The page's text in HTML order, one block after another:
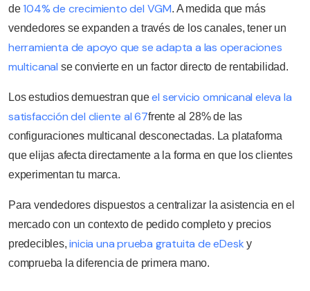
de104% de crecimiento del VGM. A medida que más
vendedores se expanden a través de los canales, tener un
herramienta de apoyo que se adapta a las operaciones
multicanal se convierte en un factor directo de rentabilidad.
Los estudios demuestran queel servicio omnicanal eleva la
satisfacción del cliente al 67frente al 28% de las
configuraciones multicanal desconectadas. La plataforma
que elijas afecta directamente a la forma en que los clientes
experimentan tu marca.
Para vendedores dispuestos a centralizar la asistencia en el
mercado con un contexto de pedido completo y precios
predecibles, inicia una prueba gratuita de eDesk y
comprueba la diferencia de primera mano.